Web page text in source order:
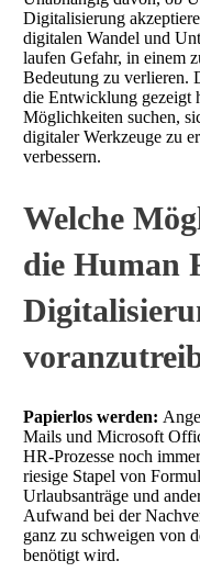
Digitalisierung
digitalen Wandel und
laufen Gefahr, in einem
Bedeutung zu verlieren.
die Entwicklung gezeigt
Möglichkeiten suchen,
digitaler Werkzeuge zu
verbessern.
Welche
die Human
Papierlos werden:
Mails und Microsoft
HR-Prozesse noch
riesige Stapel von
Urlaubsanträge und
Aufwand bei der
ganz zu schweigen von
benötigt wird.